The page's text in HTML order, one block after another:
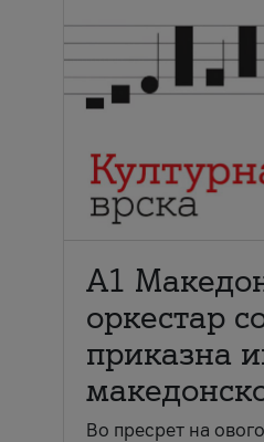
А1
оркестар
приказна
Во пресрет на